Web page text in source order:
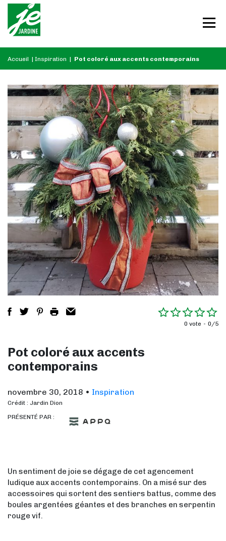
Accueil | Inspiration | Pot coloré aux accents contemporains
0 vote 0/5
Pot coloré aux accents
contemporains
novembre 30, 2018 • Inspiration
Crédit : Jardin Dion
PRÉSENTÉ PAR :
Un sentiment de joie se dégage de cet agencement
ludique aux accents contemporains. On a misé sur des
accessoires qui sortent des sentiers battus, comme des
boules argentées géantes et des branches en serpentin
rouge vif.